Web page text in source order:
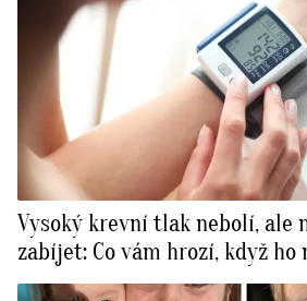
Vysoký krevní tlak nebolí, ale
zabíjet: Co vám hrozí, když